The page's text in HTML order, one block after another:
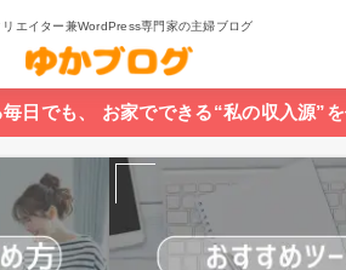
リエイター兼WordPress専門家の主婦ブログ
日でも、 お家でできる“私の収入源”